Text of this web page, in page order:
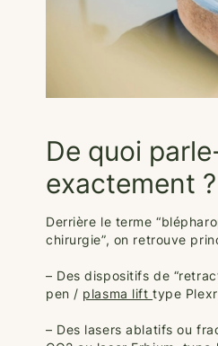
De quoi
exactement ?
Derrière le terme
chirurgie”, on retrouve
– Des dispositifs de
pen / plasma lifttype
– Des lasers ablatifs ou